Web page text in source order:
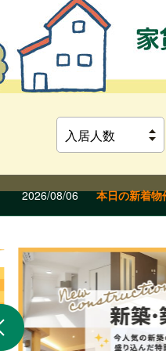
2026/08/06 本日の新着物